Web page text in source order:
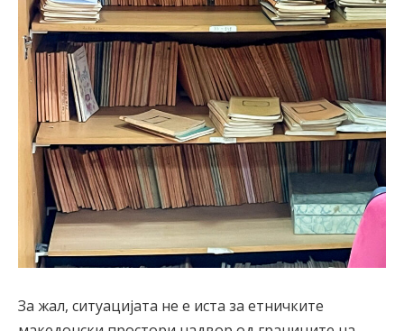
За жал, ситуацијата не е иста за етничките